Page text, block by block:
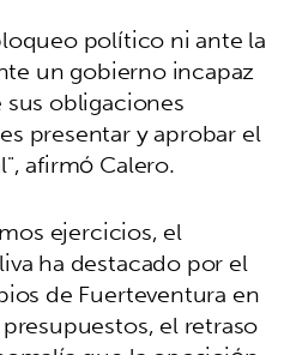
político ni ante la
un gobierno incapaz
obligaciones
presentar y aprobar el
afirmó Calero.
ejercicios, el
ha destacado por el
de Fuerteventura en
el retraso